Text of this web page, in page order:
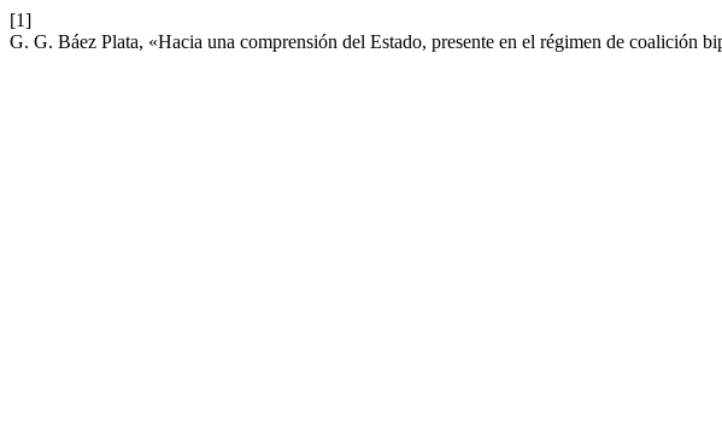
[1]
G. G. Báez Plata, «Hacia una comprensión del Estado, presente en el régimen de coalición